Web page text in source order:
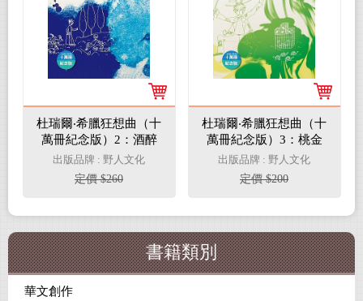
杜瑞爾‧希臘狂想曲（十
萬冊紀念版）2：酒醉
的橄欖樹林
出版品牌 : 野人文化
定價 $260
杜瑞爾‧希臘狂想曲（十
萬冊紀念版）3：桃金
孃森林寶藏
出版品牌 : 野人文化
定價 $200
書籍類別
華文創作